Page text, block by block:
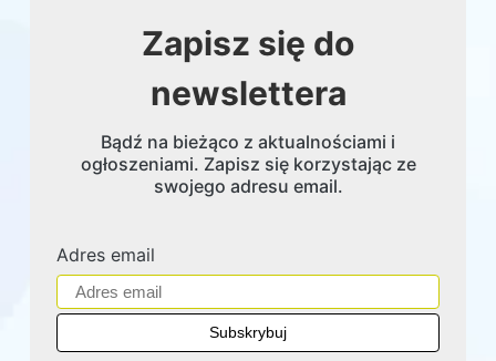
Zapisz się do
newslettera
Bądź na bieżąco z aktualnościami i
ogłoszeniami. Zapisz się korzystając ze
swojego adresu email.
Adres email